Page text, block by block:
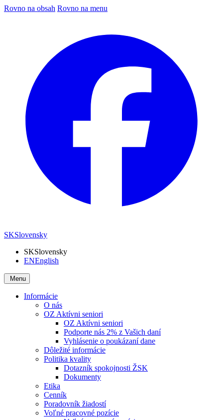
Rovno na obsah Rovno na menu
SKSlovensky
SKSlovensky
ENEnglish
Menu
Informácie
O nás
OZ Aktívni seniori
OZ Aktívni seniori
Podporte nás 2% z Vašich daní
Vyhlásenie o poukázaní dane
Dôležité informácie
Politika kvality
Dotazník spokojnosti ŽSK
Dokumenty
Etika
Cenník
Poradovník žiadostí
Voľné pracovné pozície